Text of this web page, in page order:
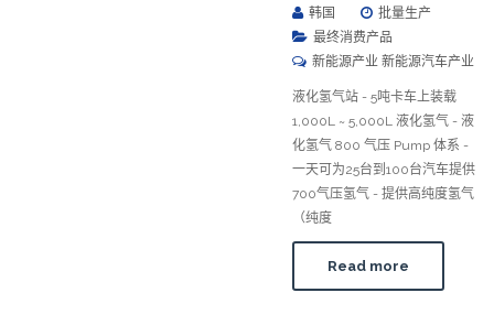
韩国
批量生产
最终消费产品
新能源产业 新能源汽车产业
液化氢气站 - 5吨卡车上装载
1,000L ~ 5,000L 液化氢气 - 液
化氢气 800 气压 Pump 体系 -
一天可为25台到100台汽车提供
700气压氢气 - 提供高纯度氢气
（纯度
Read more